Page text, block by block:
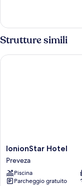
sea
view
Suite
outdoor
tub
Strutture simili
IonionStar
Hotel
Preveza
IonionStar Hotel
Preveza
Piscina
Parcheggio gratuito
IonionStar Hotel